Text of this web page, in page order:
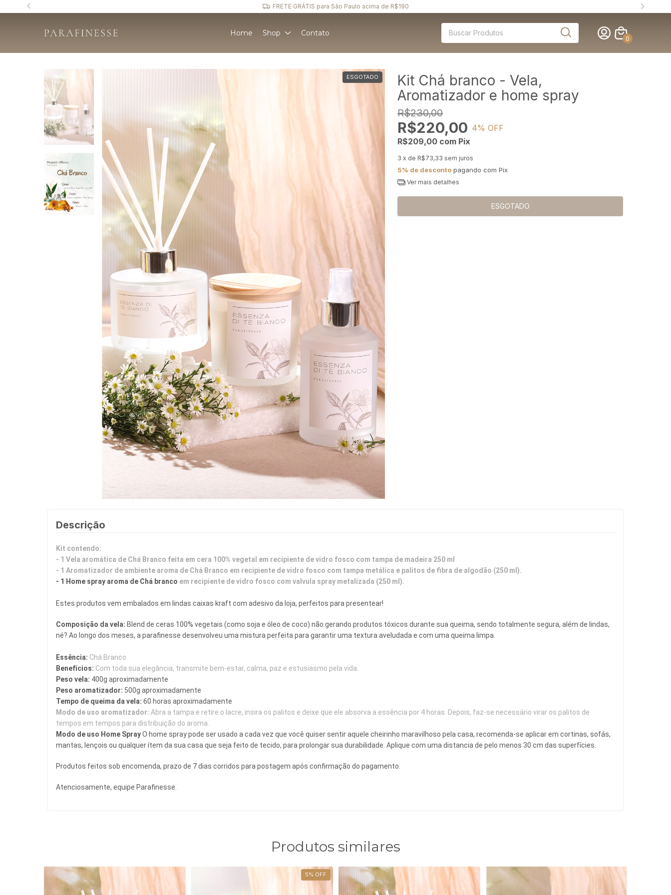
Home Shop Contato
0
ESGOTADO
Kit Chá branco - Vela,
Aromatizador e home spray
R$230,00
R$220,00 4% OFF
R$209,00 com Pix
3 x de R$73,33 sem juros
5% de desconto pagando com Pix
Ver mais detalhes
Descrição
Kit contendo:
- 1 Vela aromática de Chá Branco feita em cera 100% vegetal em recipiente de vidro fosco com tampa de madeira 250 ml
- 1 Aromatizador de ambiente aroma de Chá Branco em recipiente de vidro fosco com tampa metálica e palitos de fibra de algodão (250 ml).
- 1 Home spray aroma de Chá branco em recipiente de vidro fosco com valvula spray metalizada (250 ml).
Estes produtos vem embalados em lindas caixas kraft com adesivo da loja, perfeitos para presentear!
Composição da vela: Blend de ceras 100% vegetais (como soja e óleo de coco) não gerando produtos tóxicos durante sua queima, sendo totalmente segura, além de lindas,
né? Ao longo dos meses, a parafinesse desenvolveu uma mistura perfeita para garantir uma textura aveludada e com uma queima limpa.
Essência: Chá Branco
Benefícios: Com toda sua elegância, transmite bem-estar, calma, paz e estusiasmo pela vida.
Peso vela: 400g aproximadamente
Peso aromatizador: 500g aproximadamente
Tempo de queima da vela: 60 horas aproximadamente
Modo de uso aromatizador: Abra a tampa e retire o lacre, insira os palitos e deixe que ele absorva a essência por 4 horas. Depois, faz-se necessário virar os palitos de
tempos em tempos para distribuição do aroma.
Modo de uso Home Spray O home spray pode ser usado a cada vez que você quiser sentir aquele cheirinho maravilhoso pela casa, recomenda-se aplicar em cortinas, sofás,
mantas, lençois ou qualquer ítem da sua casa que seja feito de tecido, para prolongar sua durabilidade. Aplique com uma distancia de pelo menos 30 cm das superfícies.
Produtos feitos sob encomenda, prazo de 7 dias corridos para postagem após confirmação do pagamento.
Atenciosamente, equipe Parafinesse.
Produtos similares
5% OFF